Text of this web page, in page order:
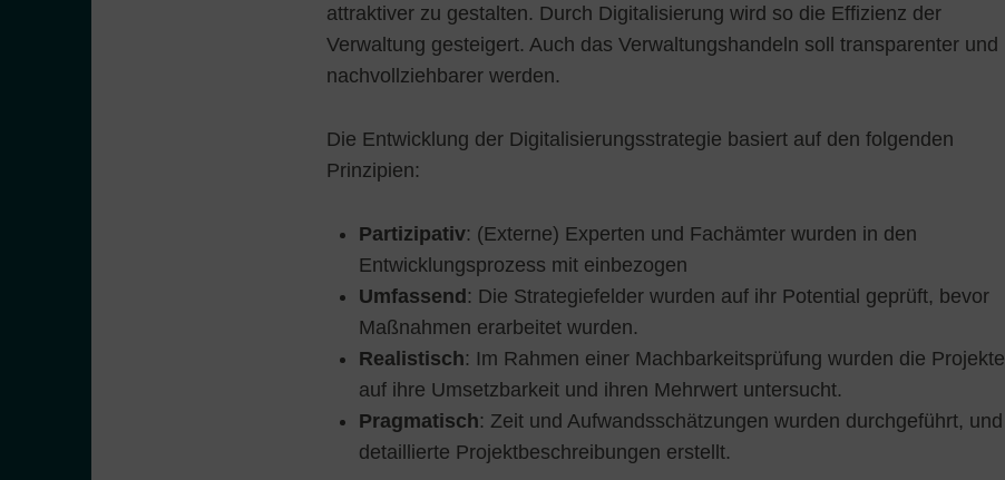
attraktiver zu gestalten. Durch Digitalisierung wird so die Effizienz der
Verwaltung gesteigert. Auch das Verwaltungshandeln soll transparenter und
nachvollziehbarer werden.
Die Entwicklung der Digitalisierungsstrategie basiert auf den folgenden
Prinzipien:
Partizipativ: (Externe) Experten und Fachämter wurden in den
Entwicklungsprozess mit einbezogen
Umfassend: Die Strategiefelder wurden auf ihr Potential geprüft, bevor
Maßnahmen erarbeitet wurden.
Realistisch: Im Rahmen einer Machbarkeitsprüfung wurden die Projekte
auf ihre Umsetzbarkeit und ihren Mehrwert untersucht.
Pragmatisch: Zeit und Aufwandsschätzungen wurden durchgeführt, und
detaillierte Projektbeschreibungen erstellt.